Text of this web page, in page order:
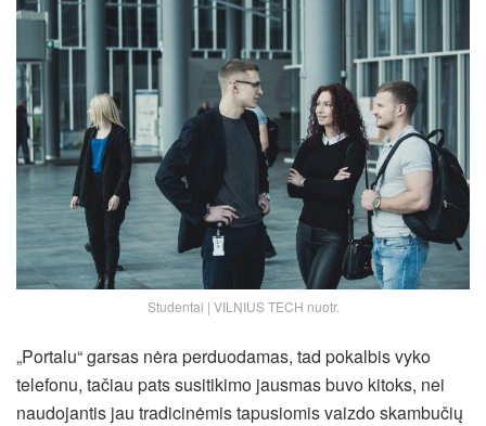
Studentai | VILNIUS TECH nuotr.
„Portalu“ garsas nėra perduodamas, tad pokalbis vyko
telefonu, tačiau pats susitikimo jausmas buvo kitoks, nei
naudojantis jau tradicinėmis tapusiomis vaizdo skambučių